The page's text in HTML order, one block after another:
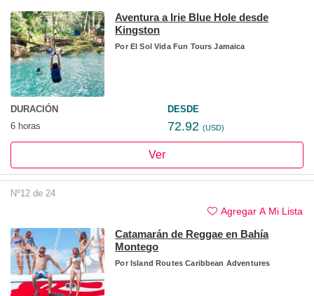
Aventura a Irie Blue Hole desde
Kingston
PorEl Sol Vida Fun Tours Jamaica
DURACIÓN
6 horas
DESDE
72.92 (USD)
Ver
Nº12 de 24
Agregar A Mi Lista
Catamarán de Reggae en Bahía
Montego
PorIsland Routes Caribbean Adventures